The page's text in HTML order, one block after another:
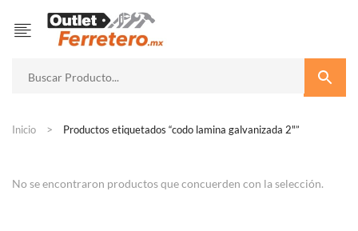
Inicio Productos etiquetados “codo lamina galvanizada 2"”
No se encontraron productos que concuerden con la selección.